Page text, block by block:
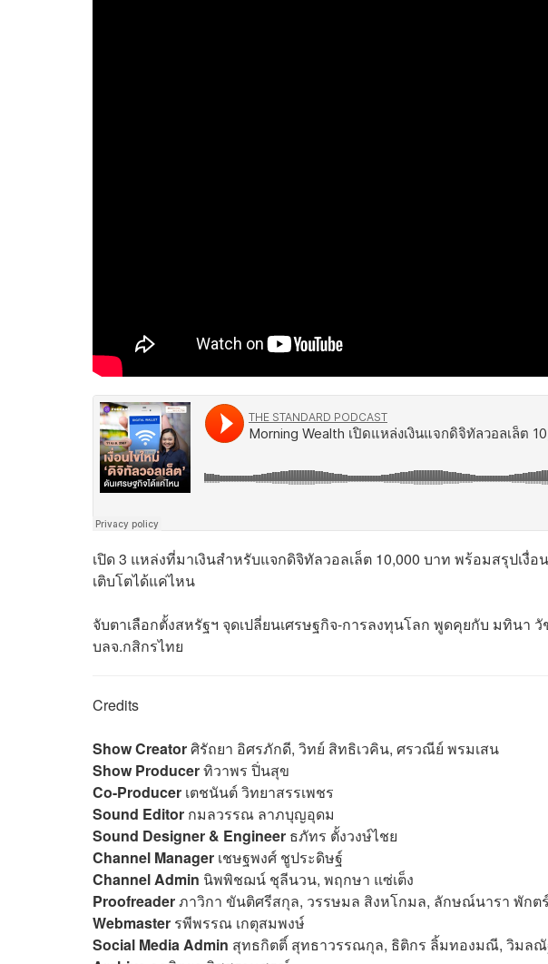
เปิด 3 แหล่งที่มาเงินสำหรับแจกดิจิทัลวอลเล็ต 10,000 บาท พร้อมสรุปเงื่
เติบโตได้แค่ไหน
จับตาเลือกตั้งสหรัฐฯ จุดเปลี่ยนเศรษฐกิจ-การลงทุนโลก พูดคุยกับ มทินา
บลจ.กสิกรไทย
Credits
Show Creatorศิรัถยา อิศรภักดี, วิทย์ สิทธิเวคิน, ศรวณีย์ พรมเสน
Show Producerทิวาพร ปิ่นสุข
Co-Producer เตชนันต์ วิทยาสรรเพชร
Sound Editor กมลวรรณ ลาภบุญอุดม
Sound Designer & Engineer ธภัทร ตั้งวงษ์ไชย
Channel Manager เชษฐพงศ์ ชูประดิษฐ์
Channel Admin นิพพิชฌน์ ชุลีนวน, พฤกษา แซ่เต็ง
Proofreaderภาวิกา ขันติศรีสกุล, วรรษมล สิงหโกมล, ลักษณ์นารา พักต
Webmaster รพีพรรณ เกตุสมพงษ์
Social Media Admin สุทธกิตติ์​ สุทธาวรรณกุล, ธิติกร ลิ้มทองมณี, วิมล